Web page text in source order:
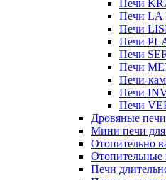
Печи
Печи LA
Печи
Печи
Печи
Печи
Печи-
Печи
Печи
Дровяные
Мини печи для
Отопительно
Отопительные
Печи